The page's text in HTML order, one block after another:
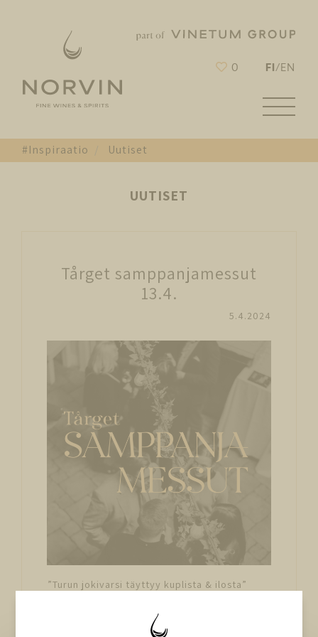
0 FI/EN
#Inspiraatio Uutiset
UUTISET
Tårget samppanjamessut
13.4.
5.4.2024
”Turun jokivarsi täyttyy kuplista & ilosta”
Vinetum Group on mukana Ravintola Tårgetin
Samppanjamessuilla, Turussa lauantaina 13.4.